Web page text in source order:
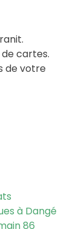
cartes.
de votre